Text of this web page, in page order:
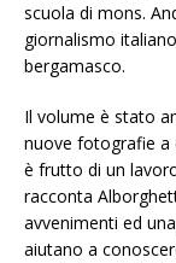
scuola di mons.
giornalismo
bergamasco.
Il volume è stato
nuove fotografie a
è frutto di un
racconta
avvenimenti ed
aiutano a